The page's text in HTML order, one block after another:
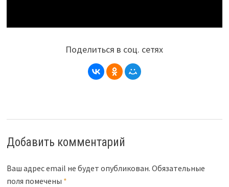
Поделиться в соц. сетях
Добавить комментарий
Ваш адрес email не будет опубликован. Обязательные
поля помечены *